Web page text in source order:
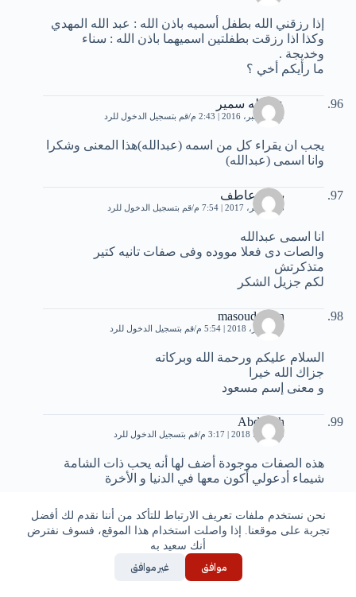
نحن نستخدم ملفات تعريف الارتباط للتأكد من أننا نقدم لك أفضل
تجربة على موقعنا. إذا واصلت استخدام هذا الموقع، فسوف نفترض
أنك سعيد به
موافق غير موافق
إذا رزقني الله بطفل أسميه باذن الله : عبد الله المهدي
وكذا اذا رزقت بطفلتين اسميهما باذن الله : سناء
وخديجة .
ما رأيكم أخي ؟
عبدالله سمير
21 ديسمبر، 2016 | 2:43 م قم بتسجيل الدخول للرد
يجب ان يقراء كل من اسمه (عبدالله)هذا المعنى وشكرا
وانا اسمى (عبدالله)
بودى عاطف
28 نوفمبر، 2017 | 7:54 م قم بتسجيل الدخول للرد
انا اسمى عبدالله
والصات دى فعلا مووده وفى صفات تانيه كتير
متذكرتش
لكم جزيل الشكر
masoud khan
17 فبراير، 2018 | 5:54 م قم بتسجيل الدخول للرد
السلام عليكم ورحمة الله وبركاته
جزاك الله خيرا
و معنى إسم مسعود
Abdullah
5 مارس، 2018 | 3:17 م قم بتسجيل الدخول للرد
هذه الصفات موجودة أضف لها أنه يحب ذات الشامة
شيماء أدعولي أكون معها في الدنيا و الأخرة
روان
قم بتسجيل الدخول للرد
حلو ، كل الصفات موجودة بالأسم
وأضف لذلك انه خجول لكن ما كثير
وكتوم بعض الشي. وشكراً